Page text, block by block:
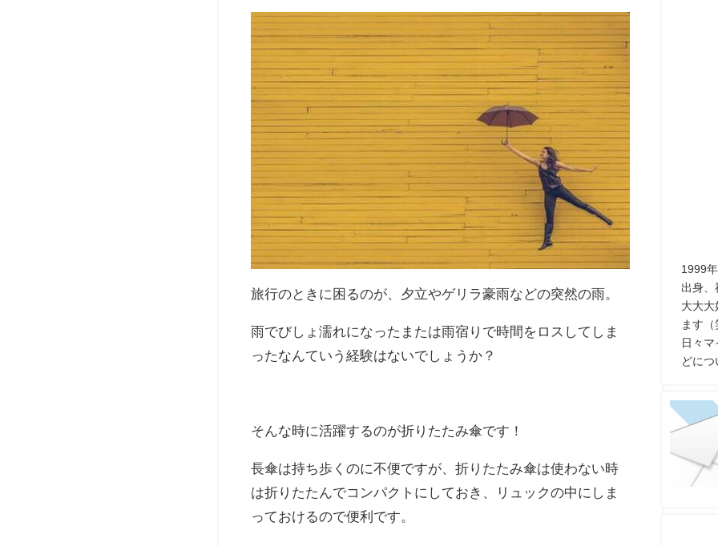
旅行のときに困るのが、夕立やゲリラ豪雨などの突然の雨。
雨でびしょ濡れになったまたは雨宿りで時間をロスしてしま
ったなんていう経験はないでしょうか？
そんな時に活躍するのが折りたたみ傘です！
長傘は持ち歩くのに不便ですが、折りたたみ傘は使わない時
は折りたたんでコンパクトにしておき、リュックの中にしま
っておけるので便利です。
1999
出身、
大大
ます
日々
どに